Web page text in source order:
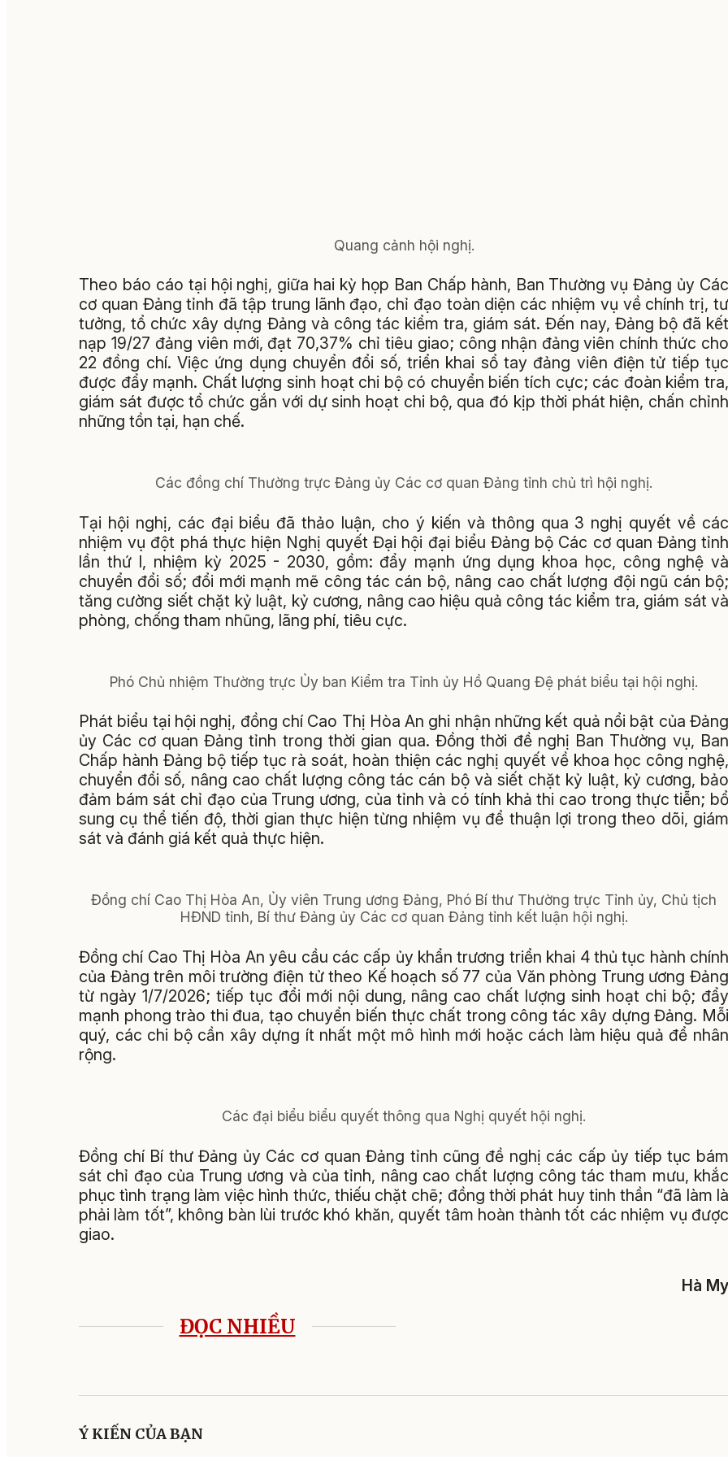
Quang cảnh hội nghị.
Theo báo cáo tại hội nghị, giữa hai kỳ họp Ban Chấp hành, Ban Thường vụ Đảng ủy Các
cơ quan Đảng tỉnh đã tập trung lãnh đạo, chỉ đạo toàn diện các nhiệm vụ về chính trị, tư
tưởng, tổ chức xây dựng Đảng và công tác kiểm tra, giám sát. Đến nay, Đảng bộ đã kết
nạp 19/27 đảng viên mới, đạt 70,37% chỉ tiêu giao; công nhận đảng viên chính thức cho
22 đồng chí. Việc ứng dụng chuyển đổi số, triển khai sổ tay đảng viên điện tử tiếp tục
được đẩy mạnh. Chất lượng sinh hoạt chi bộ có chuyển biến tích cực; các đoàn kiểm tra,
giám sát được tổ chức gắn với dự sinh hoạt chi bộ, qua đó kịp thời phát hiện, chấn chỉnh
những tồn tại, hạn chế.
Các đồng chí Thường trực Đảng ủy Các cơ quan Đảng tỉnh chủ trì hội nghị.
Tại hội nghị, các đại biểu đã thảo luận, cho ý kiến và thông qua 3 nghị quyết về các
nhiệm vụ đột phá thực hiện Nghị quyết Đại hội đại biểu Đảng bộ Các cơ quan Đảng tỉnh
lần thứ I, nhiệm kỳ 2025 - 2030, gồm: đẩy mạnh ứng dụng khoa học, công nghệ và
chuyển đổi số; đổi mới mạnh mẽ công tác cán bộ, nâng cao chất lượng đội ngũ cán bộ;
tăng cường siết chặt kỷ luật, kỷ cương, nâng cao hiệu quả công tác kiểm tra, giám sát và
phòng, chống tham nhũng, lãng phí, tiêu cực.
Phó Chủ nhiệm Thường trực Ủy ban Kiểm tra Tỉnh ủy Hồ Quang Đệ phát biểu tại hội nghị.
Phát biểu tại hội nghị, đồng chí Cao Thị Hòa An ghi nhận những kết quả nổi bật của Đảng
ủy Các cơ quan Đảng tỉnh trong thời gian qua. Đồng thời đề nghị Ban Thường vụ, Ban
Chấp hành Đảng bộ tiếp tục rà soát, hoàn thiện các nghị quyết về khoa học công nghệ,
chuyển đổi số, nâng cao chất lượng công tác cán bộ và siết chặt kỷ luật, kỷ cương, bảo
đảm bám sát chỉ đạo của Trung ương, của tỉnh và có tính khả thi cao trong thực tiễn; bổ
sung cụ thể tiến độ, thời gian thực hiện từng nhiệm vụ để thuận lợi trong theo dõi, giám
sát và đánh giá kết quả thực hiện.
Đồng chí Cao Thị Hòa An, Ủy viên Trung ương Đảng, Phó Bí thư Thường trực Tỉnh ủy, Chủ tịch
HĐND tỉnh, Bí thư Đảng ủy Các cơ quan Đảng tỉnh kết luận hội nghị.
Đồng chí Cao Thị Hòa An yêu cầu các cấp ủy khẩn trương triển khai 4 thủ tục hành chính
của Đảng trên môi trường điện tử theo Kế hoạch số 77 của Văn phòng Trung ương Đảng
từ ngày 1/7/2026; tiếp tục đổi mới nội dung, nâng cao chất lượng sinh hoạt chi bộ; đẩy
mạnh phong trào thi đua, tạo chuyển biến thực chất trong công tác xây dựng Đảng. Mỗi
quý, các chi bộ cần xây dựng ít nhất một mô hình mới hoặc cách làm hiệu quả để nhân
rộng.
Các đại biểu biểu quyết thông qua Nghị quyết hội nghị.
Đồng chí Bí thư Đảng ủy Các cơ quan Đảng tỉnh cũng đề nghị các cấp ủy tiếp tục bám
sát chỉ đạo của Trung ương và của tỉnh, nâng cao chất lượng công tác tham mưu, khắc
phục tình trạng làm việc hình thức, thiếu chặt chẽ; đồng thời phát huy tinh thần “đã làm là
phải làm tốt”, không bàn lùi trước khó khăn, quyết tâm hoàn thành tốt các nhiệm vụ được
giao.
Hà My
ĐỌC NHIỀU
Ý KIẾN CỦA BẠN